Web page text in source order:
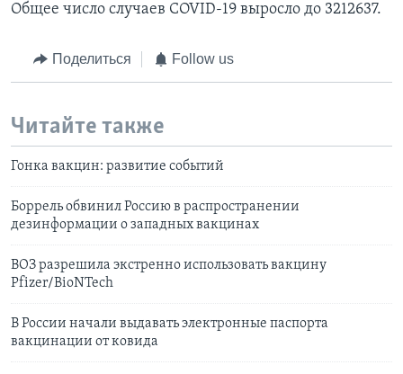
Общее число случаев COVID-19 выросло до 3212637.
Поделиться Follow us
Читайте также
Гонка вакцин: развитие событий
Боррель обвинил Россию в распространении
дезинформации о западных вакцинах
ВОЗ разрешила экстренно использовать вакцину
Pfizer/BioNTech
В России начали выдавать электронные паспорта
вакцинации от ковида